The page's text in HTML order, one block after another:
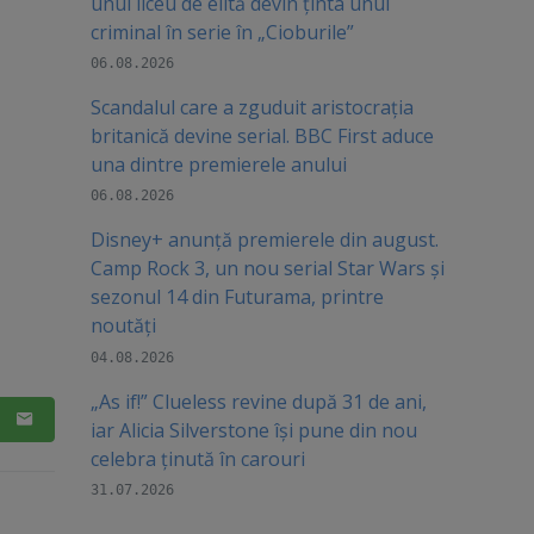
criminal în serie în „Cioburile”
06.08.2026
Scandalul care a zguduit aristocrația
britanică devine serial. BBC First aduce
una dintre premierele anului
06.08.2026
Disney+ anunță premierele din august.
Camp Rock 3, un nou serial Star Wars și
sezonul 14 din Futurama, printre
noutăți
04.08.2026
„As if!” Clueless revine după 31 de ani,
iar Alicia Silverstone își pune din nou
celebra ținută în carouri
31.07.2026